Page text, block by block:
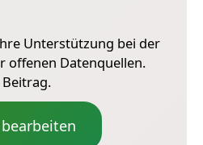
Unterstützung bei der
offenen Datenquellen.